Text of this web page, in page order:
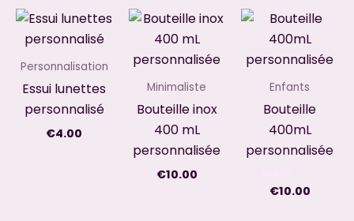
Personnalisation
Essui lunettes
personnalisé
€4.00
Minimaliste
Bouteille inox
400 mL
personnalisée
€10.00
Enfants
Bouteille
400mL
personnalisée
Note
5.00
€10.00